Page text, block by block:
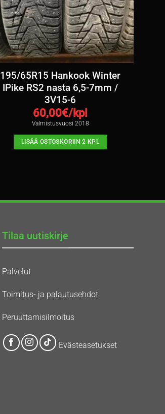
195/65R15 Hankook Winter
IPike RS2 nasta 6,5-7mm /
3V15-6
60,00€/kpl
Valmistusvuosi 2018
LISÄÄ OSTOSKORIIN 2 KPL
Tilaa uutiskirje
Palvelut
Toimitus- ja palautusehdot
Peruuttamisilmoitus
Evästeasetukset